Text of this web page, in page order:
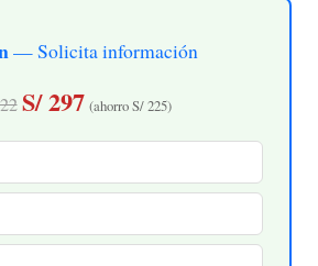
— Solicita información
S/ 297 (ahorro S/ 225)